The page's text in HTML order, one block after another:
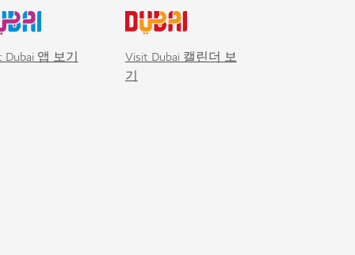
Dubai 앱 보기
Visit Dubai 캘린더 보
기